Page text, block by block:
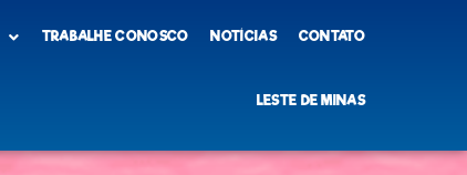
TRABALHE CONOSCO NOTÍCIAS CONTATO
LESTE DE MINAS